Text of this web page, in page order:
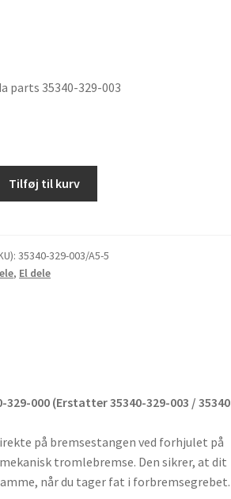
parts 35340-329-003
Tilføj til kurv
35340-329-003/A5-5
, El dele
329-000 (Erstatter 35340-329-003 /
på bremsestangen ved forhjulet på
tromlebremse. Den sikrer, at dit
når du tager fat i forbremsegrebet.